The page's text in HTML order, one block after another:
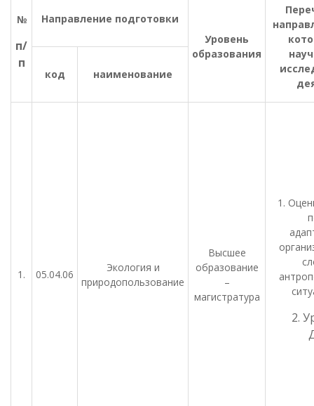
№
п/
п
Направление подготовки
Уровень
образования
код наименование
1. 05.04.06
Экология и
природопользование
Высшее
образование
–
магистратура
1.
2.